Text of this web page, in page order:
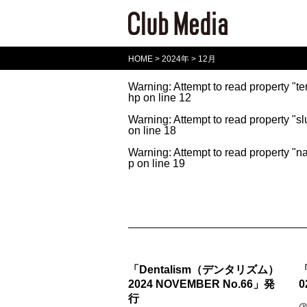
HOME> 2024年> 12月
Warning: Attempt to read property
hpon line 12
Warning: Attempt to read property
on line 18
Warning: Attempt to read property
pon line 19
「Dentalism（デンタリズム）
2024 NOVEMBER No.66」発
行